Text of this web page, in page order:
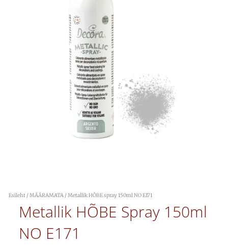
Esileht /MÄÄRAMATA / Metallik HÕBE spray 150ml NO E171
Metallik HÕBE Spray 150ml
NO E171